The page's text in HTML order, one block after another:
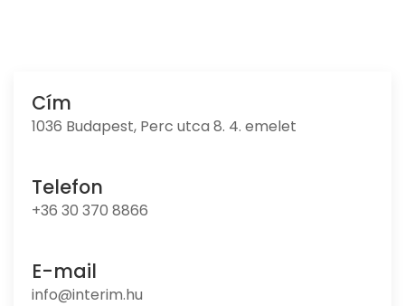
Keress minket bizalommal!
Cím
1036 Budapest, Perc utca 8. 4. emelet
Telefon
+36 30 370 8866
E-mail
info@interim.hu